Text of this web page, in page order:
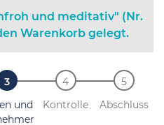
und meditativ" (Nr.
Warenkorb gelegt.
und
Kontrolle Abschluss